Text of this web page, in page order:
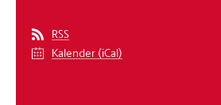
RSS
Kalender (iCal)